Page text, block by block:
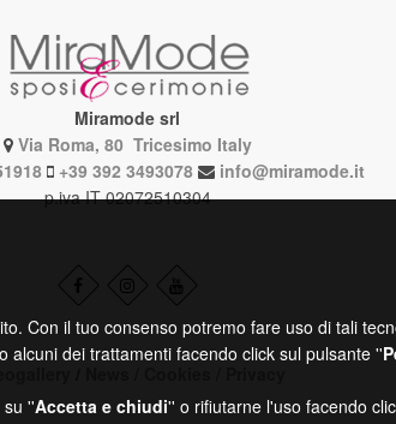
Miramode srl
Via Roma, 80 Tricesimo Italy
+39 392 3493078
info@miramode.it
p.iva IT 02072510304
Con il tuo consenso potremo fare uso di tali
dei trattamenti facendo click sul pulsante ''
''Accetta e chiudi'' o rifiutarne l'uso facendo